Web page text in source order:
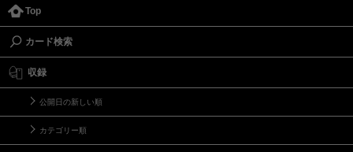
Top
カード検索
収録
公開日の新しい順
カテゴリー順